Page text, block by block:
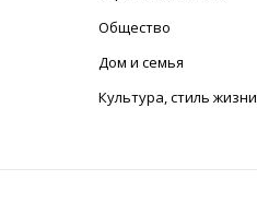
Общество
Дом и семья
Культура, стиль жизни